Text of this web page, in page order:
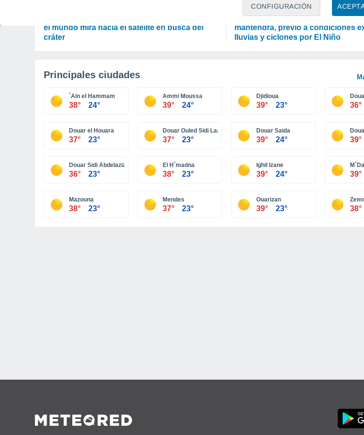
CONFIGURACIÓN
el mundo mira hacia el satélite en busca del
cráter
PREDICCIÓN
Actualización de agosto: la
mantendrá, previo a condiciones
lluvias y ciclones por El Niño
Principales ciudades
´Ain el Hammam
38° 24°
Ammi Moussa
39° 24°
Djidioua
39° 23° 36°
Douar el Houara
37° 23°
Douar Ouled Sidi Lazreg
37° 23°
Douar Saida
39° 24° 39°
Douar Sidi Abdelaziz
36° 23°
El H´madna
38° 23°
Ighil Izane
39° 24° 39°
Mazouna
38° 23°
Mendes
37° 23°
Ouarizan
39° 23° 38°